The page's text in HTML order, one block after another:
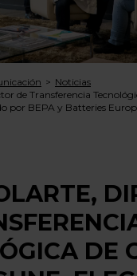
Noticias
de Transferencia
por BEPA y Batteries
DE